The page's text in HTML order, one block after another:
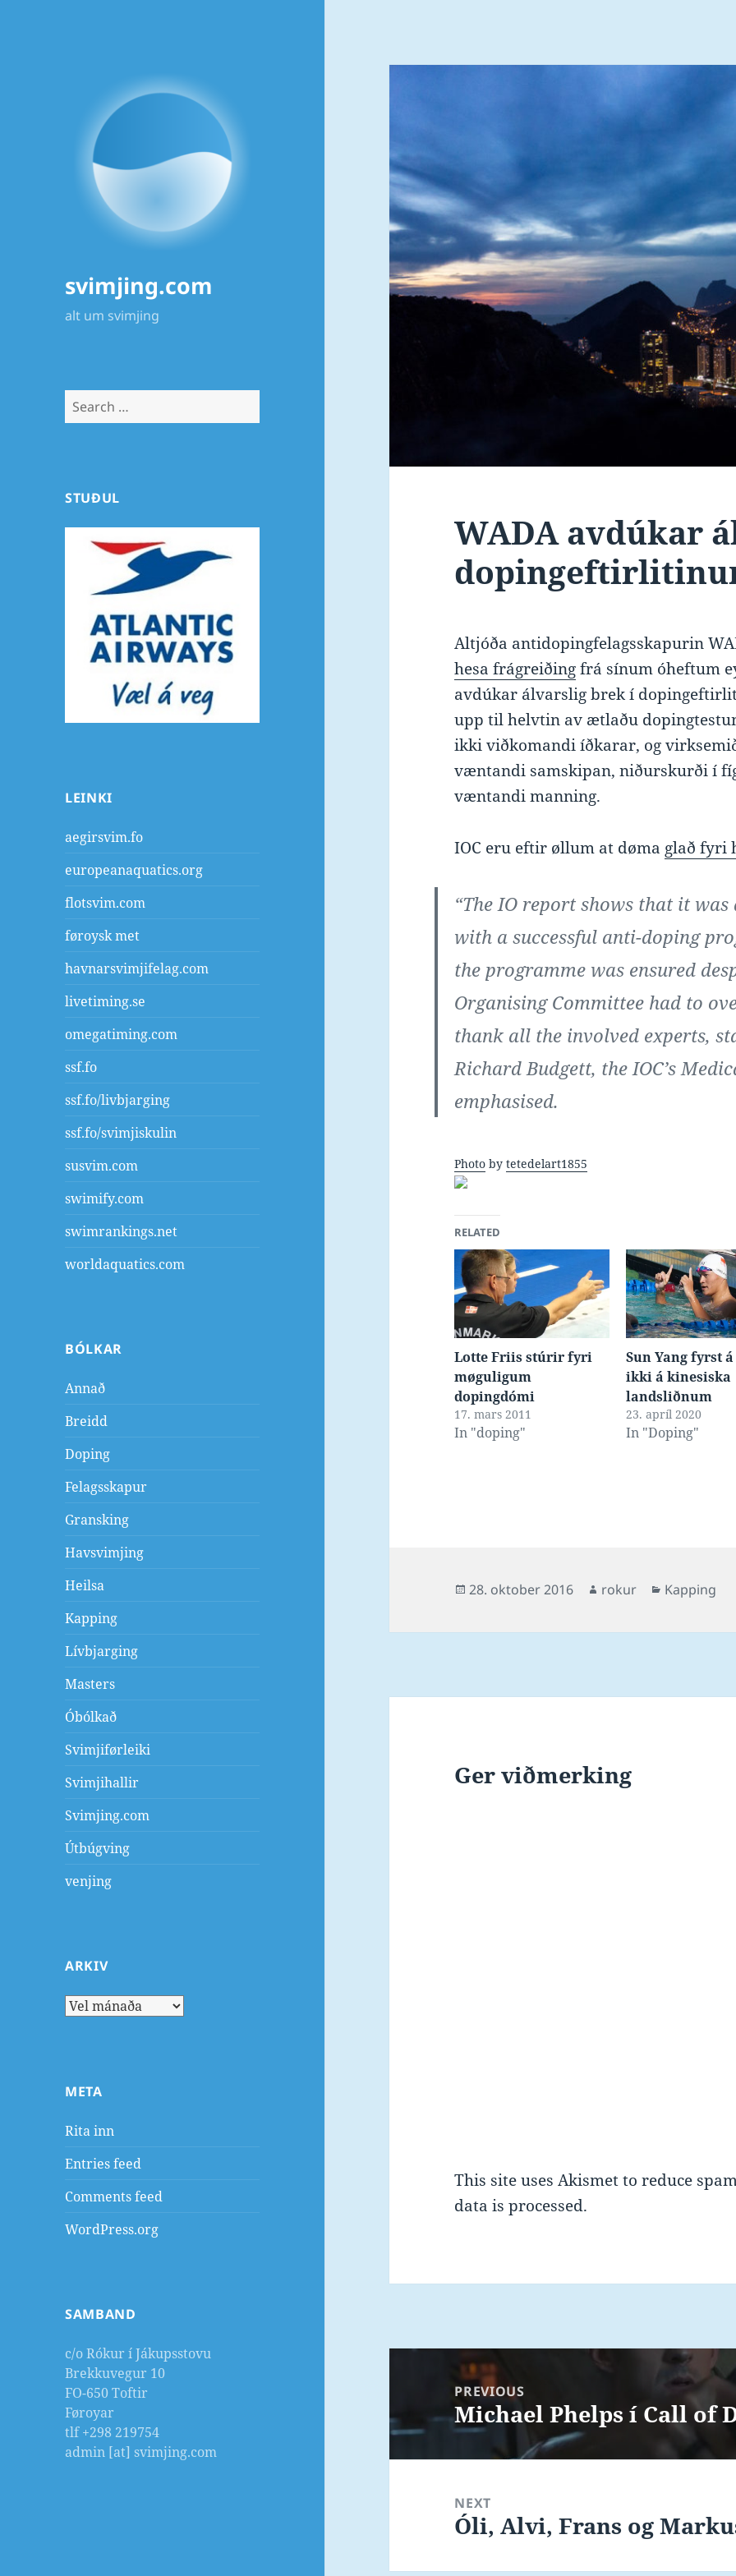
svimjing.com
alt um svimjing
Search
for:
STUÐUL
LEINKI
aegirsvim.fo
europeanaquatics.org
flotsvim.com
føroysk met
havnarsvimjifelag.com
livetiming.se
omegatiming.com
ssf.fo
ssf.fo/livbjarging
ssf.fo/svimjiskulin
susvim.com
swimify.com
swimrankings.net
worldaquatics.com
BÓLKAR
Annað
Breidd
Doping
Felagsskapur
Gransking
Havsvimjing
Heilsa
Kapping
Lívbjarging
Masters
Óbólkað
Svimjiførleiki
Svimjihallir
Svimjing.com
Útbúgving
venjing
ARKIV
Arkiv
META
Rita inn
Entries feed
Comments feed
WordPress.org
SAMBAND
c/o Rókur í Jákupsstovu
Brekkuvegur 10
FO-650 Toftir
Føroyar
tlf +298 219754
admin [at] svimjing.com
WADA avdúkar
Altjóða antidopingfelagsskapurin
hesa frágreiðingfrá sínum óheftum
avdúkar álvarslig brek í
upp til helvtin av ætlaðu
ikki viðkomandi íðkarar, og
væntandi samskipan, niðurskurði í
væntandi manning.
IOC eru eftir øllum at døma glað fyri
“The IO report shows that it was
with a successful anti-doping
the programme was ensured
Organising Committee had to
thank all the involved experts,
Richard Budgett, the IOC’s
emphasised.
Photo bytetedelart1855
RELATED
Lotte Friis stúrir fyri
møguligum
dopingdómi
17. mars 2011
In "doping"
Sun Yang fyrst
ikki á kinesiska
landsliðnum
23. apríl 2020
In "Doping"
Posted
28. oktober 2016 Author
rokur Categories
Kapping
Ger viðmerking
This site uses Akismet to reduce
data is processed.
navigationPREVIOUS
Previous
post:
Michael Phelps í Call of
NEXT
Next
Óli, Alvi, Frans og